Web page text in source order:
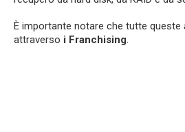
È importante notare che tutte queste
attraverso i Franchising.